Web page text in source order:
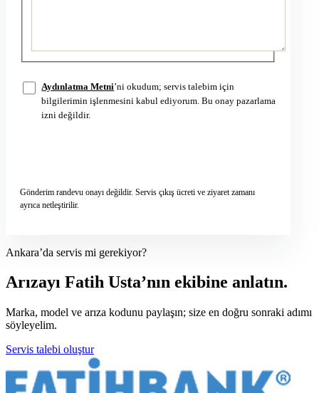
Aydınlatma Metni’ni okudum; servis talebim için
bilgilerimin işlenmesini kabul ediyorum. Bu onay pazarlama
izni değildir.
Gönderim randevu onayı değildir. Servis çıkış ücreti ve ziyaret zamanı
ayrıca netleştirilir.
Ankara’da servis mi gerekiyor?
Arızayı Fatih Usta’nın ekibine anlatın.
Marka, model ve arıza kodunu paylaşın; size en doğru sonraki adımı
söyleyelim.
Servis talebi oluştur